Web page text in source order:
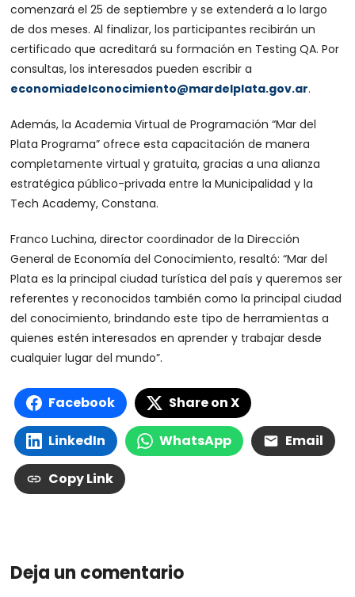
comenzará el 25 de septiembre y se extenderá a lo largo
de dos meses. Al finalizar, los participantes recibirán un
certificado que acreditará su formación en Testing QA. Por
consultas, los interesados pueden escribir a
economiadelconocimiento@mardelplata.gov.ar.
Además, la Academia Virtual de Programación “Mar del
Plata Programa” ofrece esta capacitación de manera
completamente virtual y gratuita, gracias a una alianza
estratégica público-privada entre la Municipalidad y la
Tech Academy, Constana.
Franco Luchina, director coordinador de la Dirección
General de Economía del Conocimiento, resaltó: “Mar del
Plata es la principal ciudad turística del país y queremos ser
referentes y reconocidos también como la principal ciudad
del conocimiento, brindando este tipo de herramientas a
quienes estén interesados en aprender y trabajar desde
cualquier lugar del mundo”.
Facebook Share on X
LinkedIn WhatsApp Email
Copy Link
Deja un comentario